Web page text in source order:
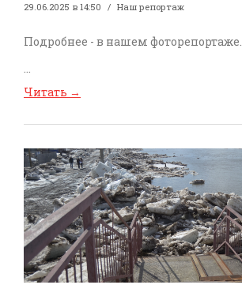
29.06.2025 в 14:50 Наш репортаж
Подробнее - в нашем фоторепортаже.
...
Читать →